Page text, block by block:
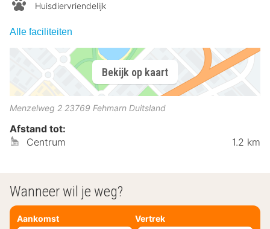
Huisdiervriendelijk
Alle faciliteiten
Bekijk op kaart
Menzelweg 2 23769 Fehmarn Duitsland
Afstand tot:
Centrum
1.2 km
Wanneer wil je weg?
Aankomst Vertrek